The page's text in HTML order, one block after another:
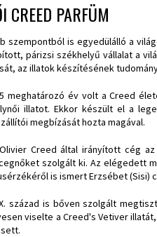
CREED PARFÜM
szempontból is egyedülálló a
párizsi székhelyű vállalat a
az illatok készítésének
meghatározó év volt a Creed
illatot. Ekkor készült el a
megbízását hozta magával.
Creed által irányított cég
szolgált ki. Az elégedett
is ismert Erzsébet (Sisi)
század is bőven szolgált
viselte a Creed's Vetiver